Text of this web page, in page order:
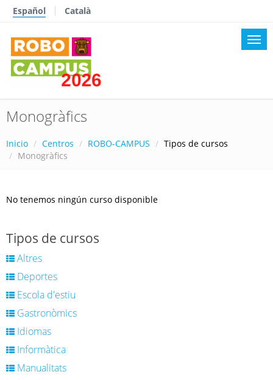
Español Català
Monogràfics
Inicio Centros ROBO-CAMPUS
Tipos de cursos
Monogràfics
No tenemos ningún curso disponible
Tipos de cursos
Altres
Deportes
Escola d'estiu
Gastronòmics
Idiomas
Informàtica
Manualitats